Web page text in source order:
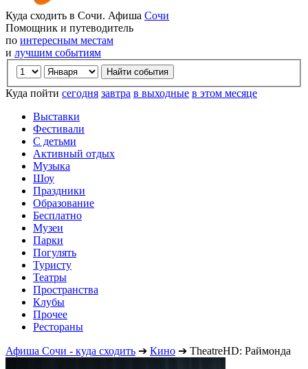
Куда сходить в Сочи. Афиша Сочи
Помощник и путеводитель
по интересным местам
и лучшим событиям
Куда пойти сегодня завтра в выходные в этом месяце
Выставки
Фестивали
С детьми
Активный отдых
Музыка
Шоу
Праздники
Образование
Бесплатно
Музеи
Парки
Погулять
Туристу
Театры
Пространства
Клубы
Прочее
Рестораны
Афиша Сочи - куда сходить ➔ Кино ➔ TheatreHD: Раймонда